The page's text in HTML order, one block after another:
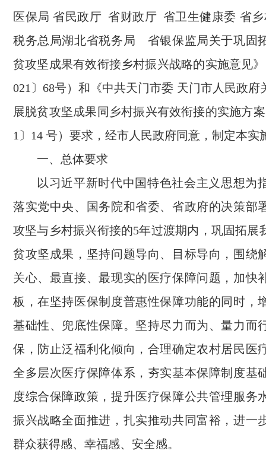
医保局 省民政厅 省财政厅 省卫生健康委 省
税务总局湖北省税务局 省银保监局关于巩固
贫攻坚成果有效衔接乡村振兴战略的实施意见
021〕68号）和《中共天门市委 天门市人民政府
展脱贫攻坚成果同乡村振兴有效衔接的实施方
1〕14 号）要求，经市人民政府同意，制定本实
一、总体要求
以习近平新时代中国特色社会主义思想为
落实党中央、国务院和省委、省政府的决策部
攻坚与乡村振兴衔接的5年过渡期内，巩固拓展
贫攻坚成果，坚持问题导向、目标导向，围绕
关心、最直接、最现实的医疗保障问题，加快
板，在坚持医保制度普惠性保障功能的同时，
基础性、兜底性保障。坚持尽力而为、量力而
保，防止泛福利化倾向，合理确定农村居民医
全多层次医疗保障体系，夯实基本保障制度基
度综合保障政策，提升医疗保障公共管理服务
振兴战略全面推进，扎实推动共同富裕，进一
群众获得感、幸福感、安全感。